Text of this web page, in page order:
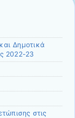
Δημοτικά
2022-23
στις